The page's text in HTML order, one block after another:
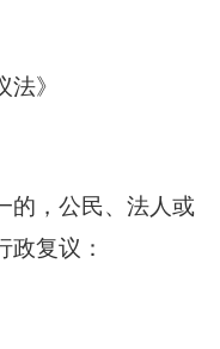
法》
，公民、法人或
复议：